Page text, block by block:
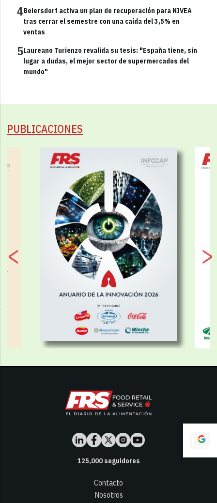
4Beiersdorf activa un plan de recuperación para NIVEA
tras cerrar el semestre con una caída del 3,5% en
ventas
5Laureano Turienzo revalida su tesis: "España tiene, sin
lugar a dudas, el mejor sector de supermercados del
mundo"
PUBLICACIONES
125,000seguidores
Contacto
Nosotros